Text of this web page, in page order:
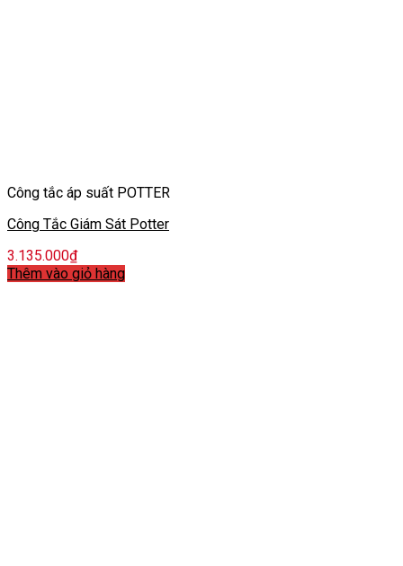
Công tắc áp suất POTTER
Công Tắc Giám Sát Potter
3.135.000₫
Thêm vào giỏ hàng